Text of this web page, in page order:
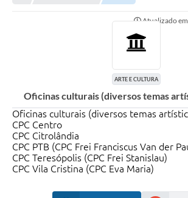
Atualizado
ARTE E CULTURA
Oficinas culturais (diversos temas
Oficinas culturais (diversos temas
CPC Centro
CPC Citrolândia
CPC PTB (CPC Frei Franciscus Van der
CPC Teresópolis (CPC Frei Stanislau)
CPC Vila Cristina (CPC Eva Maria)